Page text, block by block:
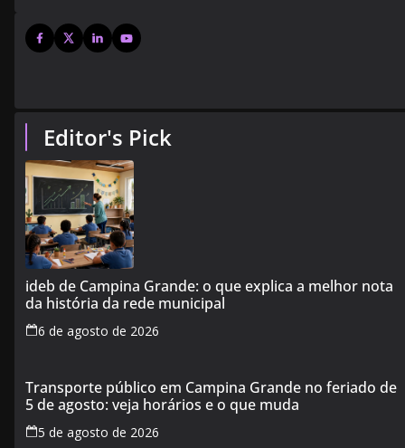
Editor's Pick
ideb de Campina Grande: o que explica a melhor nota
da história da rede municipal
6 de agosto de 2026
Transporte público em Campina Grande no feriado de
5 de agosto: veja horários e o que muda
5 de agosto de 2026